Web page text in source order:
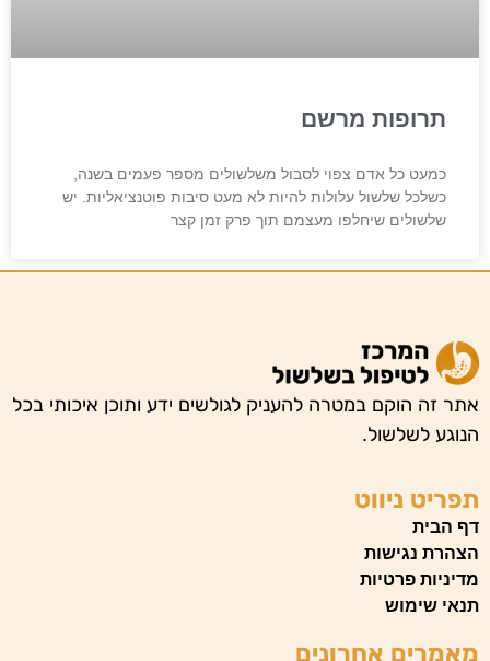
תרופות מרשם
כמעט כל אדם צפוי לסבול משלשולים מספר פעמים בשנה,
כשלכל שלשול עלולות להיות לא מעט סיבות פוטנציאליות. יש
שלשולים שיחלפו מעצמם תוך פרק זמן קצר
אתר זה הוקם במטרה להעניק לגולשים ידע ותוכן איכותי בכל
הנוגע לשלשול.
תפריט ניווט
דף הבית
הצהרת נגישות
מדיניות פרטיות
תנאי שימוש
מאמרים אחרונים